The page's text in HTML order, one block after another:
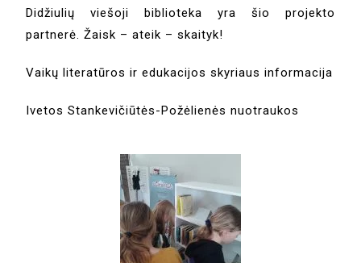
Didžiulių viešoji biblioteka yra šio projekto
partnerė. Žaisk – ateik – skaityk!
Vaikų literatūros ir edukacijos skyriaus informacija
Ivetos Stankevičiūtės-Požėlienės nuotraukos